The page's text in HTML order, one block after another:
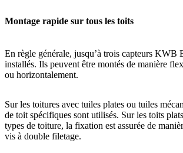
Montage rapide sur tous les toits
En règle générale, jusqu’à trois capteurs KWB
installés. Ils peuvent être montés de manière
ou horizontalement.
Sur les toitures avec tuiles plates ou tuiles
de toit spécifiques sont utilisés. Sur les toits
types de toiture, la fixation est assurée de
vis à double filetage.